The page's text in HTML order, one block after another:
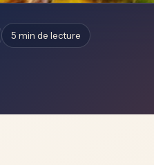
5 min de lecture